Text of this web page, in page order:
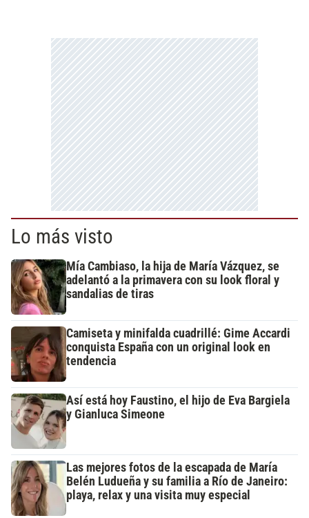
Lo más visto
Mía Cambiaso, la hija de María Vázquez, se
adelantó a la primavera con su look floral y
sandalias de tiras
Camiseta y minifalda cuadrillé: Gime Accardi
conquista España con un original look en
tendencia
Así está hoy Faustino, el hijo de Eva Bargiela
y Gianluca Simeone
Las mejores fotos de la escapada de María
Belén Ludueña y su familia a Río de Janeiro:
playa, relax y una visita muy especial